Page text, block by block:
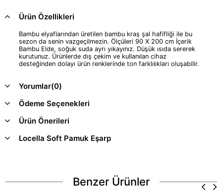
Ürün Özellikleri
Bambu elyaflarından üretilen bambu kraş şal hafifliği ile bu
sezon da senin vazgeçilmezin. Ölçüleri 90 X 200 cm İçerik
Bambu Elde, soğuk suda ayrı yıkayınız. Düşük ısıda sererek
kurutunuz. Ürünlerde dış çekim ve kullanılan cihaz
desteğinden dolayı ürün renklerinde ton farklılıkları oluşabilir.
Yorumlar(0)
Ödeme Seçenekleri
Ürün Önerileri
Locella Soft Pamuk Eşarp
Benzer Ürünler